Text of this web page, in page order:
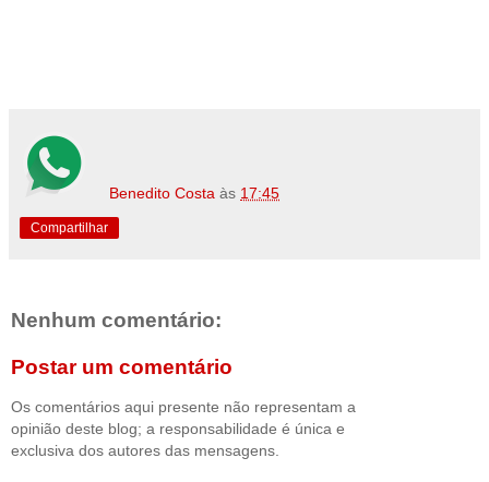
Benedito Costa às 17:45
Compartilhar
Nenhum comentário:
Postar um comentário
Os comentários aqui presente não representam a
opinião deste blog; a responsabilidade é única e
exclusiva dos autores das mensagens.